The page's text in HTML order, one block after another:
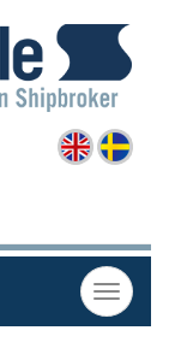
Toggle
navigation